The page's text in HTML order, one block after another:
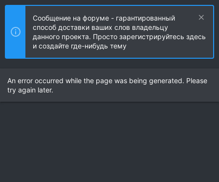
Сообщение на форуме - гарантированный
способ доставки ваших слов владельцу
данного проекта. Просто зарегистрируйтесь здесь
и создайте где-нибудь тему
An error occurred while the page was being generated. Please
try again later.